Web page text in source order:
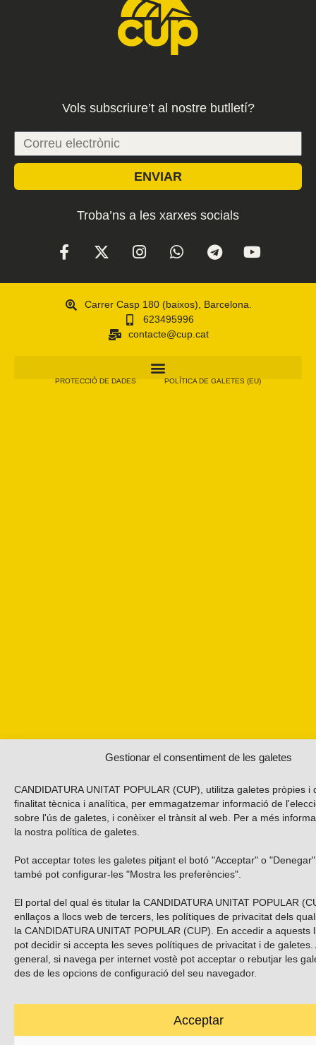
Gestionar el consentiment de les galetes
CANDIDATURA UNITAT POPULAR (CUP), utilitza galetes pròpies i
finalitat tècnica i analítica, per emmagatzemar informació de
sobre l'ús de galetes, i conèixer el trànsit al web. Per a més
la nostra política de galetes
Pot acceptar totes les galetes pitjant el botó "Acceptar" o
també pot configurar-les "Mostra les preferències".
El portal del qual és titular la CANDIDATURA UNITAT POPULAR
enllaços a llocs web de tercers, les polítiques de privacitat dels
la CANDIDATURA UNITAT POPULAR (CUP). En accedir a aquests
pot decidir si accepta les seves polítiques de privacitat i de galetes.
general, si navega per internet vostè pot acceptar o rebutjar les
des de les opcions de configuració del seu navegador.
Acceptar
Vols subscriure’t al nostre butlletí?
ENVIAR
Troba’ns a les xarxes socials
Carrer Casp 180 (baixos), Barcelona.
623495996
contacte@cup.cat
PROTECCIÓ DE DADES POLÍTICA DE GALETES (EU)